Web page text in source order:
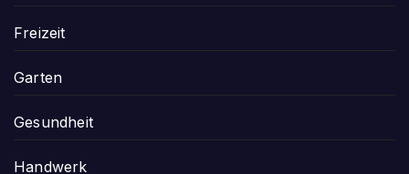
Freizeit
Garten
Gesundheit
Handwerk